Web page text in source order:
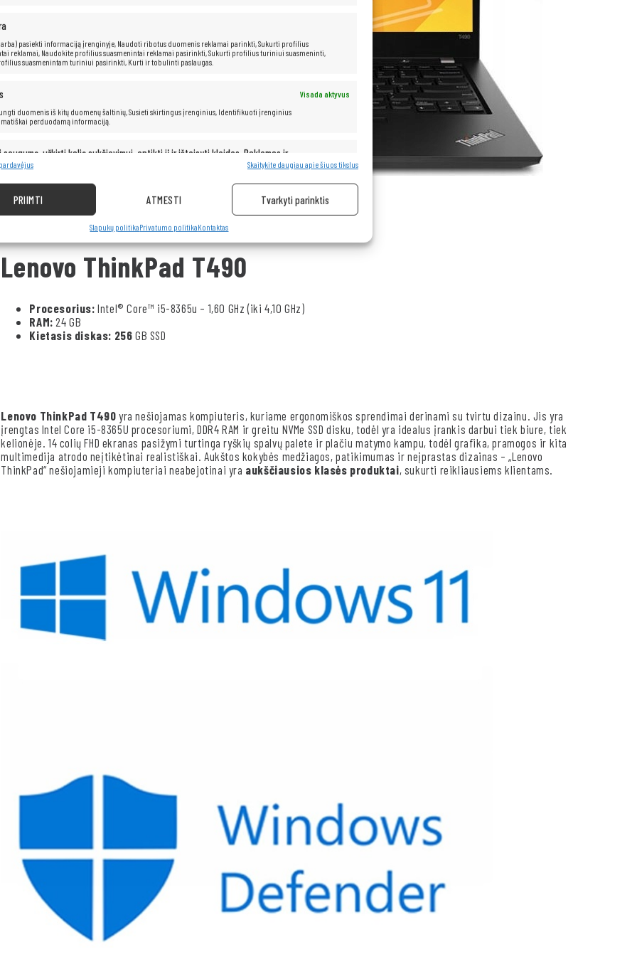
pasiekti informaciją įrenginyje, Naudoti ribotus duomenis reklamai parinkti, Sukurti profilius
reklamai, Naudokite profilius suasmenintai reklamai pasirinkti, Sukurti profilius turiniui suasmeninti,
suasmenintam turiniui pasirinkti, Kurti ir tobulinti paslaugas.
Visada aktyvus
duomenis iš kitų duomenų šaltinių, Susieti skirtingus įrenginius, Identifikuoti įrenginius
perduodamą informaciją.
saugumą, užkirti kelią sukčiavimui, aptikti jį ir ištaisyti klaidas, Reklamos ir
ir pateikimas.
Skaitykite daugiau apie šiuos tikslus
PRIIMTI ATMESTI Tvarkyti parinktis
Slapukų politikaPrivatumo politikaKontaktas
Lenovo ThinkPad T490
Procesorius: Intel® Core™ i5-8365u – 1,60 GHz (iki 4,10 GHz)
RAM: 24 GB
Kietasis diskas: 256 GB SSD
Lenovo ThinkPad T490 yra nešiojamas kompiuteris, kuriame ergonomiškos sprendimai derinami su tvirtu dizainu. Jis yra
įrengtas Intel Core i5-8365U procesoriumi, DDR4 RAM ir greitu NVMe SSD disku, todėl yra idealus įrankis darbui tiek biure, tiek
kelionėje. 14 colių FHD ekranas pasižymi turtinga ryškių spalvų palete ir plačiu matymo kampu, todėl grafika, pramogos ir kita
multimedija atrodo neįtikėtinai realistiškai. Aukštos kokybės medžiagos, patikimumas ir neįprastas dizainas – „Lenovo
ThinkPad“ nešiojamieji kompiuteriai neabejotinai yra aukščiausios klasės produktai, sukurti reikliausiems klientams.